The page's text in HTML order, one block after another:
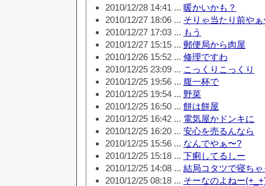
2010/12/28 14:41 ... 暖かいかも？
2010/12/27 18:06 ... そりゃ当たり前や
2010/12/27 17:03 ... もう
2010/12/27 15:15 ... 郵便局から肉屋
2010/12/26 15:52 ... 修理ですわ
2010/12/25 23:09 ... こっくりこっくり
2010/12/25 19:56 ... 腹一杯で
2010/12/25 19:54 ... 野菜
2010/12/25 16:50 ... 餅は餅屋
2010/12/25 16:42 ... 電気屋かドンキに
2010/12/25 16:20 ... 安心を売るんなら
2010/12/25 15:56 ... なんでやぁ〜?
2010/12/25 15:18 ... 下痢してるしー
2010/12/25 14:08 ... 結局コタツで寝ち
2010/12/25 08:18 ... そーなのよねー